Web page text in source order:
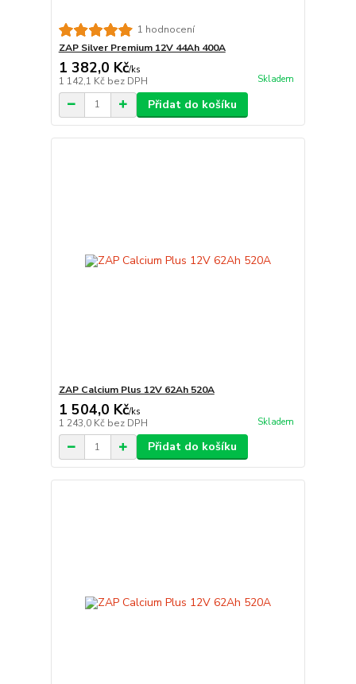
1 hodnocení
ZAP Silver Premium 12V 44Ah 400A
1 382,0 Kč/ks
1 142,1 Kč bez DPH Skladem
Přidat do košíku
ZAP Calcium Plus 12V 62Ah 520A
1 504,0 Kč/ks
1 243,0 Kč bez DPH Skladem
Přidat do košíku